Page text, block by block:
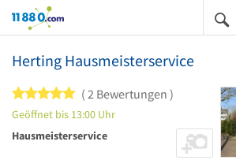
11880.com
Herting Hausmeisterservice
5 von 5 Sternen
2 Bewertungen
Geöffnet bis 13:00 Uhr
Hausmeisterservice